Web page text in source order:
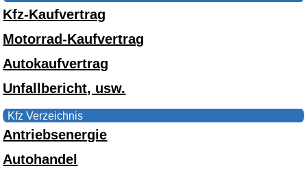
Kfz-Kaufvertrag
Motorrad-Kaufvertrag
Autokaufvertrag
Unfallbericht, usw.
Kfz Verzeichnis
Antriebsenergie
Autohandel